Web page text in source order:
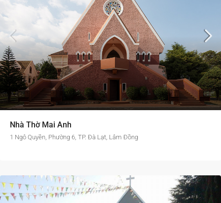
Nhà Thờ Mai Anh
1 Ngô Quyền, Phường 6, TP. Đà Lạt, Lâm Đồng